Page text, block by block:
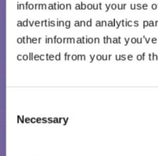
information about your use
advertising and analytics
other information that
collected from your use of
Selection
Necessary
świętojańskiego),
waniliowy, mielone
gotowym.Może zawierać
zboża zawierające gluten.
Aktualna lista składników i
opakowaniu produktu.